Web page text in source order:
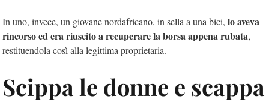
In uno, invece, un giovane nordafricano, in sella a una bici, lo aveva
rincorso ed era riuscito a recuperare la borsa appena rubata,
restituendola così alla legittima proprietaria.
Scippa le donne e scappa